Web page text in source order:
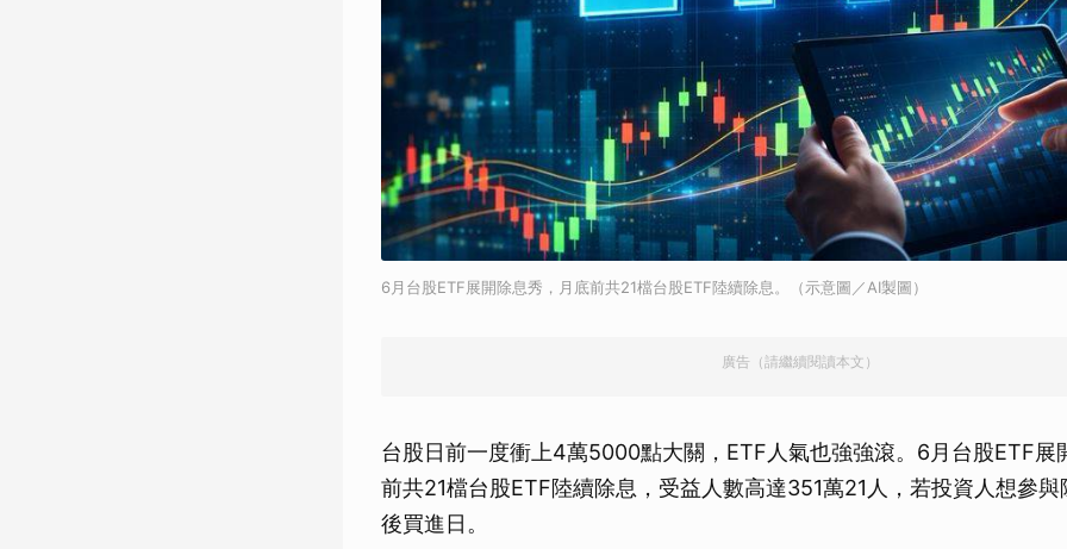
6月台股ETF展開除息秀，月底前共21檔台股ETF陸續除息。（示意圖／AI製圖）
廣告（請繼續閱讀本文）
台股日前一度衝上4萬5000點大關，ETF人氣也強強滾。6月台股ETF展
前共21檔台股ETF陸續除息，受益人數高達351萬21人，若投資人想參
後買進日。